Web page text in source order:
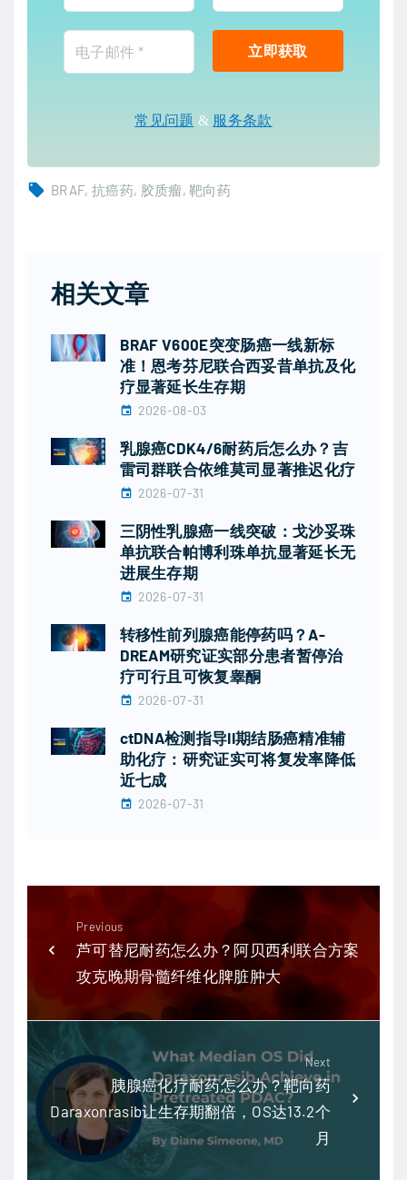
常见问题 & 服务条款
BRAF 抗癌药 胶质瘤 靶向药
相关文章
BRAF V600E突变肠癌一线新标
准！恩考芬尼联合西妥昔单抗及化
疗显著延长生存期
2026-08-03
乳腺癌CDK4/6耐药后怎么办？吉
雷司群联合依维莫司显著推迟化疗
2026-07-31
三阴性乳腺癌一线突破：戈沙妥珠
单抗联合帕博利珠单抗显著延长无
进展生存期
2026-07-31
转移性前列腺癌能停药吗？A-
DREAM研究证实部分患者暂停治
疗可行且可恢复睾酮
2026-07-31
ctDNA检测指导II期结肠癌精准辅
助化疗：研究证实可将复发率降低
近七成
2026-07-31
Previous
芦可替尼耐药怎么办？阿贝西利联合方案
攻克晚期骨髓纤维化脾脏肿大
Next
胰腺癌化疗耐药怎么办？靶向药
Daraxonrasib让生存期翻倍，OS达13.2个
月